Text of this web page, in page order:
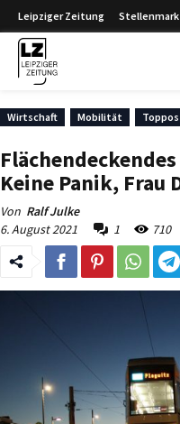
Leipziger Zeitung
Wirtschaft Mobilität
Keine Panik, Frau
Von Ralf Julke
6. August 2021
1 710